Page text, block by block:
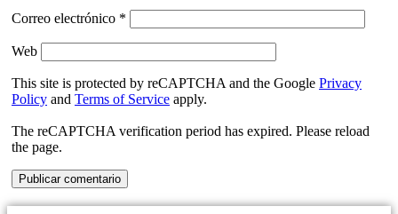
Correo electrónico *
Web
This site is protected by reCAPTCHA and the Google Privacy
Policy and Terms of Service apply.
The reCAPTCHA verification period has expired. Please reload
the page.